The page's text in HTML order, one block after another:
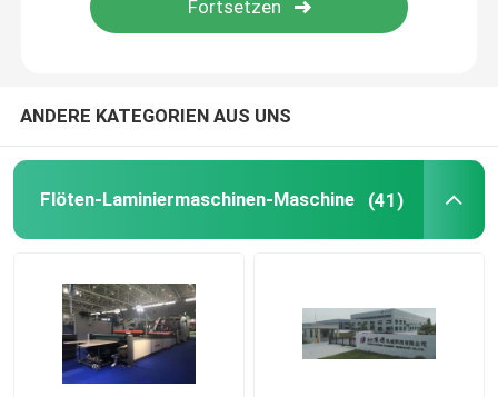
Litho-Laminiermaschine
Kettenmesser-Filmlaminiermaschine
Papplaminiermaschine
ANDERE KATEGORIEN AUS UNS
Flöten-Laminiermaschinen-Maschine (41)